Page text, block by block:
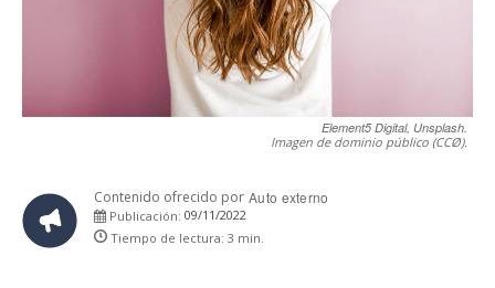
Element5 Digital, Unsplash.
Imagen de dominio público (CCØ).
Contenido ofrecido por Auto externo
Publicación: 09/11/2022
Tiempo de lectura: 3 min.